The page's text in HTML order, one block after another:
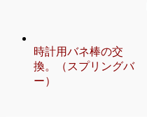
時計用バネ棒の交
換。（スプリングバ
ー）